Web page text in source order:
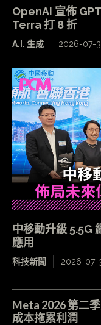
OpenAI 宣佈
Terra 打 8 折
A.I. 生成 2026-07-
中移動升級 5.5G
應用
科技新聞 2026-07-
Meta 2026 第二
成本拖累利潤